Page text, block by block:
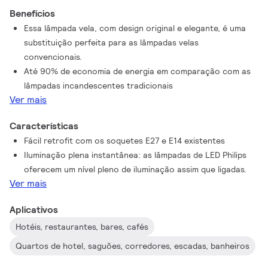
desempenho que você espera de uma tecnologia LED com
preço acessível.
Benefícios
Essa lâmpada vela, com design original e elegante, é uma
substituição perfeita para as lâmpadas velas
convencionais.
Até 90% de economia de energia em comparação com as
lâmpadas incandescentes tradicionais
Ver mais
Características
Fácil retrofit com os soquetes E27 e E14 existentes
Iluminação plena instantânea: as lâmpadas de LED Philips
oferecem um nível pleno de iluminação assim que ligadas.
Ver mais
Aplicativos
Hotéis, restaurantes, bares, cafés
Quartos de hotel, saguões, corredores, escadas, banheiros